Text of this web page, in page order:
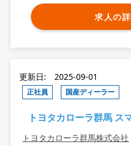
求人の
更新日: 2025-09-01
正社員 国産ディーラー
トヨタカローラ群馬 ス
トヨタカローラ群馬株式会社